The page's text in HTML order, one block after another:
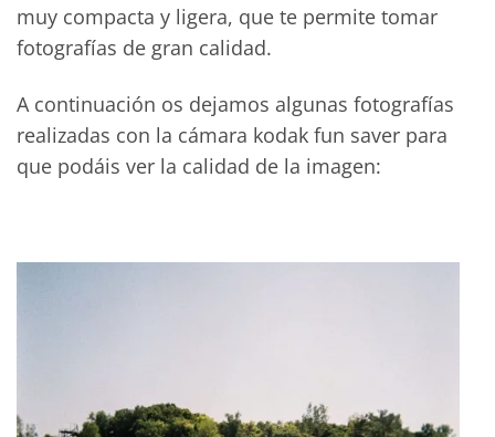
muy compacta y ligera, que te permite tomar
fotografías de gran calidad.
A continuación os dejamos algunas fotografías
realizadas con la cámara kodak fun saver para
que podáis ver la calidad de la imagen: